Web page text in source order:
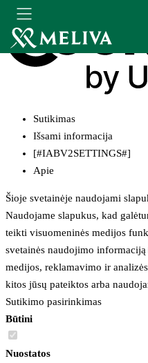
Sutikimas
Išsami informacija
[#IABV2SETTINGS#]
Apie
Šioje svetainėje naudojami
Naudojame slapukus, kad
teikti visuomeninės medijos
svetainės naudojimo
medijos, reklamavimo ir
kitos jūsų pateiktos arba
Sutikimo pasirinkimas
Būtini
Nuostatos